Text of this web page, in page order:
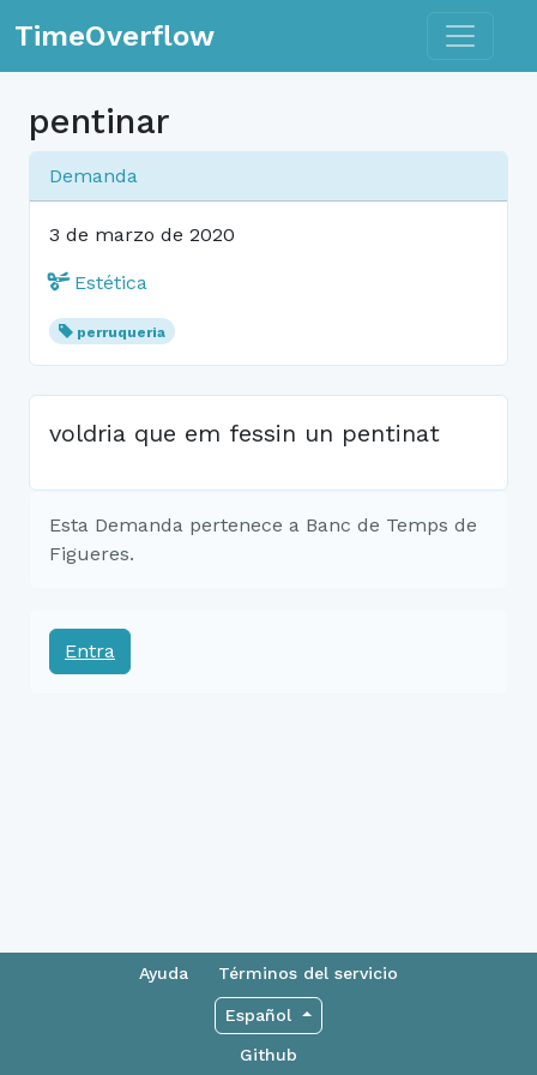
TimeOverflow Toggle
pentinar
Demanda
3 de marzo de 2020
Estética
perruqueria
voldria que em fessin un pentinat
Esta Demanda pertenece a Banc de Temps de
Figueres.
Entra
Ayuda Términos del servicio
Español
Github